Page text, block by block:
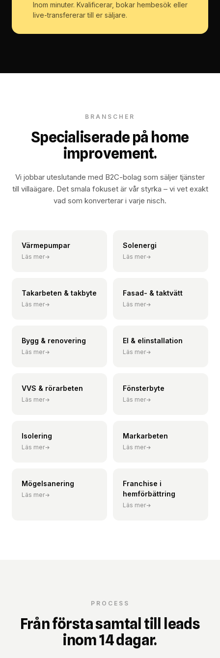
Inom minuter. Kvalificerar, bokar hembesök eller
live-transfererar till er säljare.
BRANSCHER
Specialiserade på home
improvement.
Vi jobbar uteslutande med B2C-bolag som säljer tjänster
till villaägare. Det smala fokuset är vår styrka – vi vet exakt
vad som konverterar i varje nisch.
Värmepumpar
Läs mer
Solenergi
Läs mer
Takarbeten & takbyte
Läs mer
Fasad- & taktvätt
Läs mer
Bygg & renovering
Läs mer
El & elinstallation
Läs mer
VVS & rörarbeten
Läs mer
Fönsterbyte
Läs mer
Isolering
Läs mer
Markarbeten
Läs mer
Mögelsanering
Läs mer
Franchise i
hemförbättring
Läs mer
PROCESS
Från första samtal till leads
inom 14 dagar.